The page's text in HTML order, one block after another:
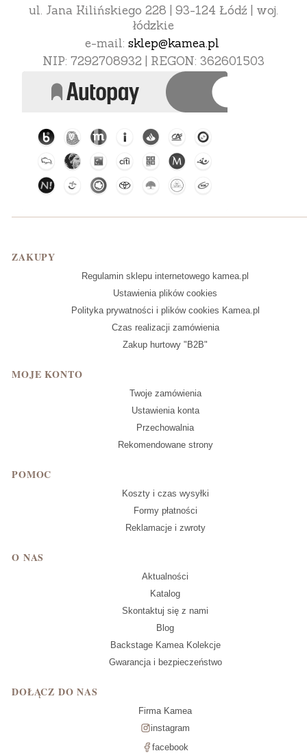
ul. Jana Kilińskiego 228 | 93-124 Łódź | woj.
łódzkie
e-mail: sklep@kamea.pl
NIP: 7292708932 | REGON: 362601503
Linki w stopce
ZAKUPY
Regulamin sklepu internetowego kamea.pl
Ustawienia plików cookies
Polityka prywatności i plików cookies Kamea.pl
Czas realizacji zamówienia
Zakup hurtowy "B2B"
MOJE KONTO
Twoje zamówienia
Ustawienia konta
Przechowalnia
Rekomendowane strony
POMOC
Koszty i czas wysyłki
Formy płatności
Reklamacje i zwroty
O NAS
Aktualności
Katalog
Skontaktuj się z nami
Blog
Backstage Kamea Kolekcje
Gwarancja i bezpieczeństwo
DOŁĄCZ DO NAS
Firma Kamea
instagram
facebook